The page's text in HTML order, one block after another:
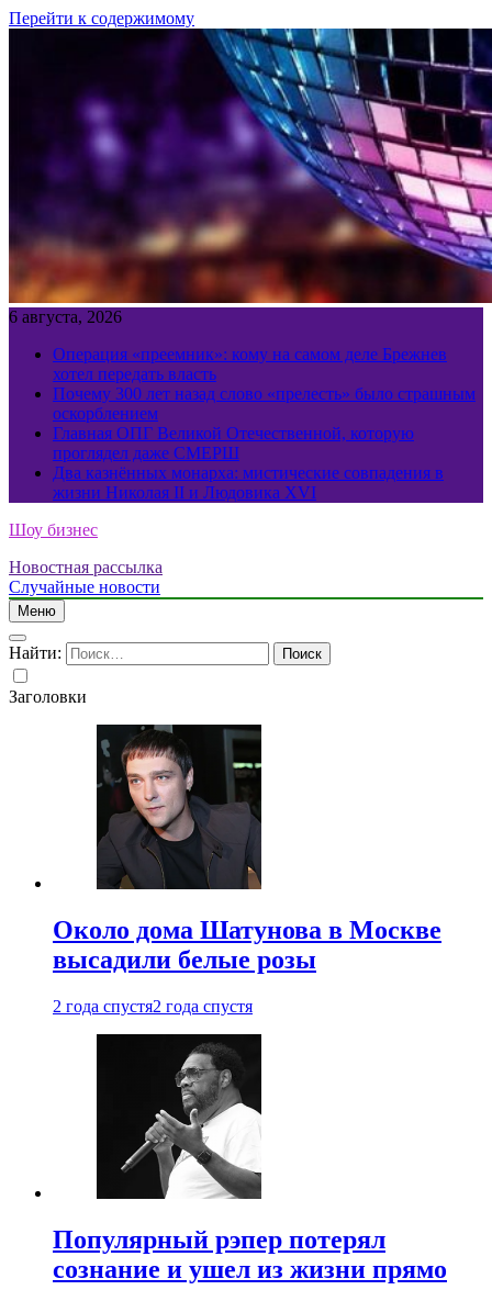
Перейти к содержимому
6 августа, 2026
Операция «преемник»: кому на самом деле Брежнев
хотел передать власть
Почему 300 лет назад слово «прелесть» было страшным
оскорблением
Главная ОПГ Великой Отечественной, которую
проглядел даже СМЕРШ
Два казнённых монарха: мистические совпадения в
жизни Николая II и Людовика XVI
Шоу бизнес
Новостная рассылка
Случайные новости
Меню
Найти:
Заголовки
Около дома Шатунова в Москве
высадили белые розы
2 года спустя2 года спустя
Популярный рэпер потерял
сознание и ушел из жизни прямо